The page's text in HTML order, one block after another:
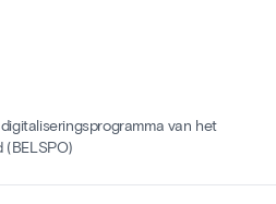
van het
(BELSPO)